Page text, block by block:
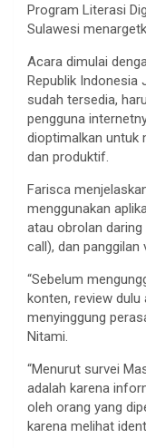
Program Literasi
Sulawesi
Acara dimulai
Republik Indonesia
sudah tersedia,
pengguna
dioptimalkan untuk
dan produktif.
Farisca
menggunakan
atau obrolan
call), dan panggilan
“Sebelum
konten, review dulu
menyinggung
Nitami.
“Menurut survei
adalah karena
oleh orang yang
karena melihat